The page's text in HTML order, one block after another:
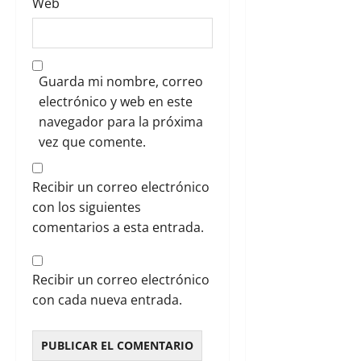
Guarda mi nombre, correo
electrónico y web en este
navegador para la próxima
vez que comente.
Recibir un correo electrónico
con los siguientes
comentarios a esta entrada.
Recibir un correo electrónico
con cada nueva entrada.